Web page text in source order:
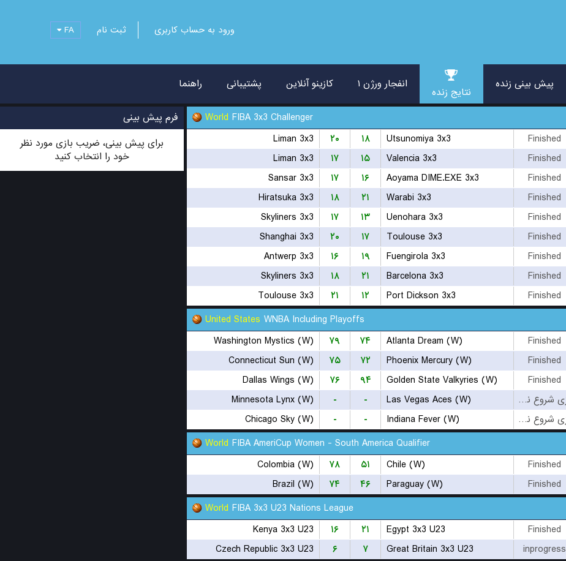
ورود به حساب کاربری ثبت نام FA
پیش بینی زنده
نتایج زنده
انفجار ورژن ۱ کازینو آنلاین پشتیبانی راهنما
World FIBA 3x3 Challenger
Liman 3x3
۲۰ ۱۸ Utsunomiya 3x3 Finished
Liman 3x3
۱۷ ۱۵ Valencia 3x3 Finished
Sansar 3x3
۱۷ ۱۶ Aoyama DIME.EXE 3x3 Finished
Hiratsuka 3x3
۱۸ ۲۱ Warabi 3x3 Finished
Skyliners 3x3
۱۷ ۱۳ Uenohara 3x3 Finished
Shanghai 3x3
۲۰ ۱۷ Toulouse 3x3 Finished
Antwerp 3x3
۱۶ ۱۹ Fuengirola 3x3 Finished
Skyliners 3x3
۱۸ ۲۱ Barcelona 3x3 Finished
Toulouse 3x3
۲۱ ۱۲ Port Dickson 3x3 Finished
United States WNBA Including Playoffs
Washington Mystics (W)
۷۹ ۷۴ Atlanta Dream (W) Finished
Connecticut Sun (W)
۷۵ ۷۲ Phoenix Mercury (W) Finished
Dallas Wings (W)
۷۶ ۹۴ Golden State Valkyries (W) Finished
Minnesota Lynx (W)
- - Las Vegas Aces (W) بازی شروع نشده است
Chicago Sky (W)
- - Indiana Fever (W) بازی شروع نشده است
World FIBA AmeriCup Women - South America Qualifier
Colombia (W)
۷۸ ۵۱ Chile (W) Finished
Brazil (W)
۷۴ ۴۶ Paraguay (W) Finished
World FIBA 3x3 U23 Nations League
Kenya 3x3 U23
۱۶ ۲۱ Egypt 3x3 U23 Finished
Czech Republic 3x3 U23
۶ ۷ Great Britain 3x3 U23 inprogress
فرم پیش بینی
برای پیش بینی، ضریب بازی مورد نظر
خود را انتخاب کنید